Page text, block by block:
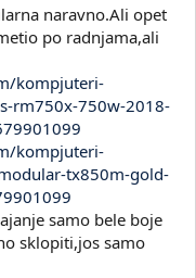
naravno.Ali opet
po radnjama,ali
kompjuteri-
rm750x-750w-2018-
kompjuteri-
tx850m-gold-
samo bele boje
sklopiti,jos samo